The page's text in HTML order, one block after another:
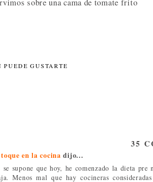
sobre una cama de tomate frito
PUEDE GUSTARTE
35
en la cocina dijo...
se supone que hoy, he comenzado la dieta
Menos mal que hay cocineras